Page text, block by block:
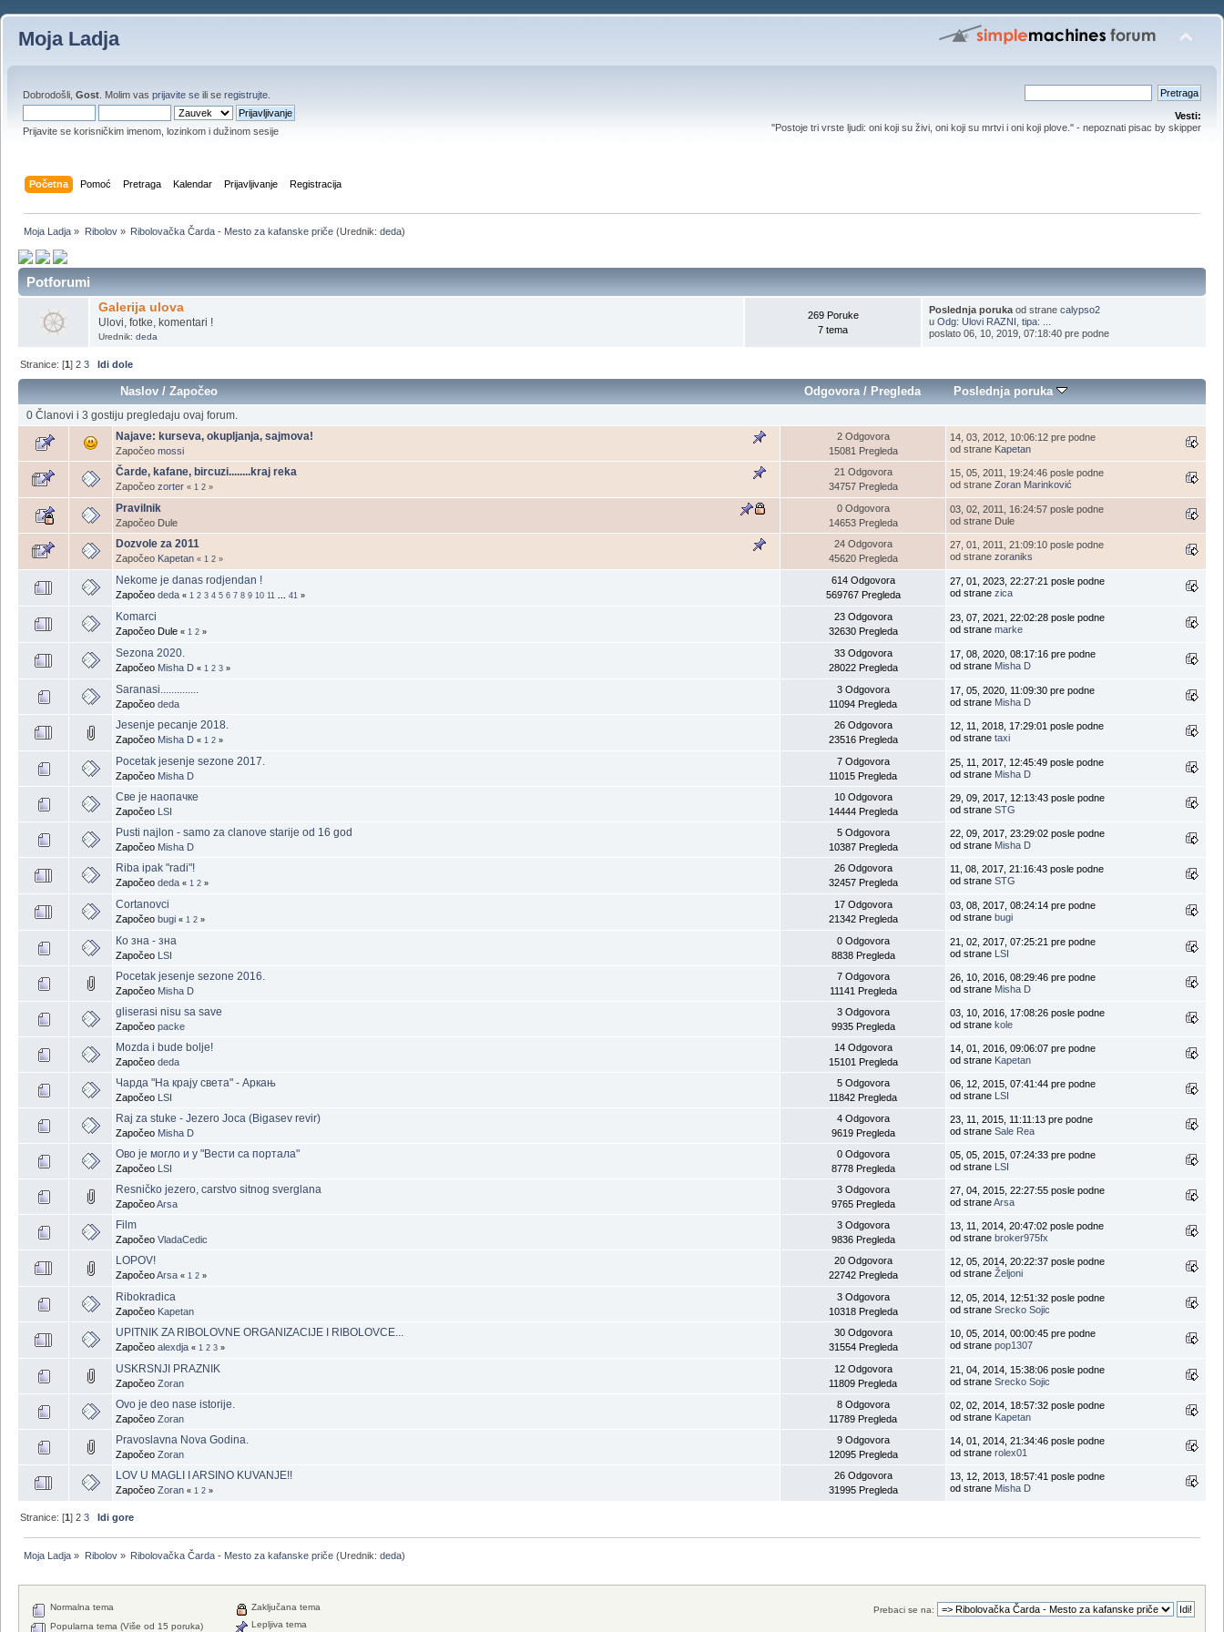
Moja Ladja
Dobrodošli, Gost . Molim vas prijavite se ili se registrujte
Prijavite se korisničkim imenom, lozinkom i dužinom sesije
Vesti:
''Postoje tri vrste ljudi: oni koji su živi, oni koji su mrtvi i oni koji plove.'' - nepoznati pisac by skipper
Početna Pomoć Pretraga Kalendar Prijavljivanje Registracija
Moja Ladja » Ribolov» Ribolovačka Čarda - Mesto za kafanske priče(Urednik: deda)
Potforumi
Galerija ulova
Ulovi, fotke, komentari !
Urednik: deda
269 Poruke
7 tema
Poslednja poruka od stranecalypso2
uOdg: Ulovi RAZNI, tipa: ...
poslato 06, 10, 2019, 07:18:40 pre podne
Stranice: [1]2 3 Idi dole
Naslov /Započeo Odgovora/ Pregleda Poslednja poruka
0 Članovi i 3 gostiju pregledaju ovaj forum.
Najave: kurseva, okupljanja, sajmova!
Započeo mossi
2 Odgovora
15081 Pregleda
14, 03, 2012, 10:06:12 pre podne
od strane Kapetan
Čarde, kafane, bircuzi........kraj reka
Započeo zorter « 1 2 »
21 Odgovora
34757 Pregleda
15, 05, 2011, 19:24:46 posle podne
od strane Zoran Marinković
Pravilnik
Započeo Dule
0 Odgovora
14653 Pregleda
03, 02, 2011, 16:24:57 posle podne
od strane Dule
Dozvole za 2011
Započeo Kapetan « 1 2 »
24 Odgovora
45620 Pregleda
27, 01, 2011, 21:09:10 posle podne
od strane zoraniks
Nekome je danas rodjendan !
Započeo deda « 1 2 3 4 5 6 7 8 9 10 11 ... 41 »
614 Odgovora
569767 Pregleda
27, 01, 2023, 22:27:21 posle podne
od strane zica
Komarci
Započeo Dule « 1 2 »
23 Odgovora
32630 Pregleda
23, 07, 2021, 22:02:28 posle podne
od strane marke
Sezona 2020.
Započeo Misha D « 1 2 3 »
33 Odgovora
28022 Pregleda
17, 08, 2020, 08:17:16 pre podne
od strane Misha D
Saranasi..............
Započeo deda
3 Odgovora
11094 Pregleda
17, 05, 2020, 11:09:30 pre podne
od strane Misha D
Jesenje pecanje 2018.
Započeo Misha D « 1 2 »
26 Odgovora
23516 Pregleda
12, 11, 2018, 17:29:01 posle podne
od strane taxi
Pocetak jesenje sezone 2017.
Započeo Misha D
7 Odgovora
11015 Pregleda
25, 11, 2017, 12:45:49 posle podne
od strane Misha D
Све је наопачке
Započeo LSI
10 Odgovora
14444 Pregleda
29, 09, 2017, 12:13:43 posle podne
od strane STG
Pusti najlon - samo za clanove starije od 16 god
Započeo Misha D
5 Odgovora
10387 Pregleda
22, 09, 2017, 23:29:02 posle podne
od strane Misha D
Riba ipak "radi"!
Započeo deda « 1 2 »
26 Odgovora
32457 Pregleda
11, 08, 2017, 21:16:43 posle podne
od strane STG
Cortanovci
Započeo bugi « 1 2 »
17 Odgovora
21342 Pregleda
03, 08, 2017, 08:24:14 pre podne
od strane bugi
Ко зна - зна
Započeo LSI
0 Odgovora
8838 Pregleda
21, 02, 2017, 07:25:21 pre podne
od strane LSI
Pocetak jesenje sezone 2016.
Započeo Misha D
7 Odgovora
11141 Pregleda
26, 10, 2016, 08:29:46 pre podne
od strane Misha D
gliserasi nisu sa save
Započeo packe
3 Odgovora
9935 Pregleda
03, 10, 2016, 17:08:26 posle podne
od strane kole
Mozda i bude bolje!
Započeo deda
14 Odgovora
15101 Pregleda
14, 01, 2016, 09:06:07 pre podne
od strane Kapetan
Чарда "На крају света" - Аркањ
Započeo LSI
5 Odgovora
11842 Pregleda
06, 12, 2015, 07:41:44 pre podne
od strane LSI
Raj za stuke - Jezero Joca (Bigasev revir)
Započeo Misha D
4 Odgovora
9619 Pregleda
23, 11, 2015, 11:11:13 pre podne
od strane Sale Rea
Ово је могло и у "Вести са портала"
Započeo LSI
0 Odgovora
8778 Pregleda
05, 05, 2015, 07:24:33 pre podne
od strane LSI
Resničko jezero, carstvo sitnog sverglana
ZapočeoArsa
3 Odgovora
9765 Pregleda
27, 04, 2015, 22:27:55 posle podne
od straneArsa
Film
Započeo VladaCedic
3 Odgovora
9836 Pregleda
13, 11, 2014, 20:47:02 posle podne
od strane broker975fx
LOPOV!
ZapočeoArsa « 1 2 »
20 Odgovora
22742 Pregleda
12, 05, 2014, 20:22:37 posle podne
od strane Željoni
Ribokradica
Započeo Kapetan
3 Odgovora
10318 Pregleda
12, 05, 2014, 12:51:32 posle podne
od strane Srecko Sojic
UPITNIK ZA RIBOLOVNE ORGANIZACIJE I RIBOLOVCE...
Započeo alexdja « 1 2 3 »
30 Odgovora
31554 Pregleda
10, 05, 2014, 00:00:45 pre podne
od strane pop1307
USKRSNJI PRAZNIK
Započeo Zoran
12 Odgovora
11809 Pregleda
21, 04, 2014, 15:38:06 posle podne
od strane Srecko Sojic
Ovo je deo nase istorije.
Započeo Zoran
8 Odgovora
11789 Pregleda
02, 02, 2014, 18:57:32 posle podne
od strane Kapetan
Pravoslavna Nova Godina.
Započeo Zoran
9 Odgovora
12095 Pregleda
14, 01, 2014, 21:34:46 posle podne
od strane rolex01
LOV U MAGLI I ARSINO KUVANJE!!
Započeo Zoran « 1 2 »
26 Odgovora
31995 Pregleda
13, 12, 2013, 18:57:41 posle podne
od strane Misha D
Stranice: [1]2 3 Idi gore
Moja Ladja » Ribolov» Ribolovačka Čarda - Mesto za kafanske priče(Urednik: deda)
Prebaci se na:
Normalna tema
Popularna tema (Više od 15 poruka)
Zaključana tema
Lepljiva tema